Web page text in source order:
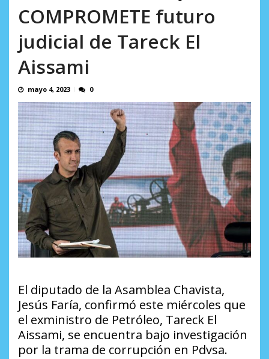
COMPROMETE futuro
judicial de Tareck El
Aissami
mayo 4, 2023 0
El diputado de la Asamblea Chavista,
Jesús Faría, confirmó este miércoles que
el exministro de Petróleo, Tareck El
Aissami, se encuentra bajo investigación
por la trama de corrupción en Pdvsa.